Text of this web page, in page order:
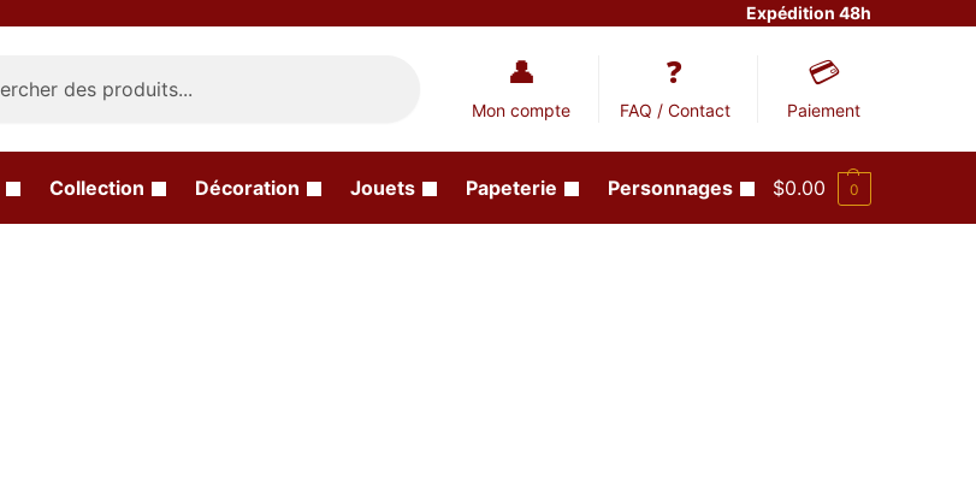
Expédition 48h
Mon compte FAQ / Contact Paiement
Collection Décoration Jouets Papeterie Personnages $0.00 0